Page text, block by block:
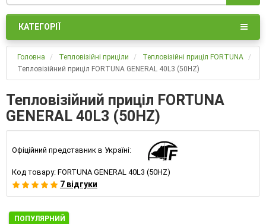
КАТЕГОРІЇ
Головна Тепловізійні приціли
Тепловізійні приціл FORTUNA
Тепловізійний приціл FORTUNA GENERAL 40L3 (50HZ)
Тепловізійний приціл FORTUNA
GENERAL 40L3 (50HZ)
Офіційний представник в Україні:
Код товару: FORTUNA GENERAL 40L3 (50HZ)
7 відгуки
ПОПУЛЯРНИЙ